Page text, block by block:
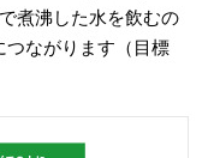
煮沸した水を飲むの
つながります（目標